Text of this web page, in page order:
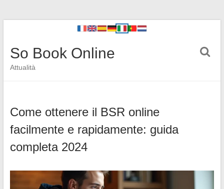
So Book Online
Attualità
Come ottenere il BSR online
facilmente e rapidamente: guida
completa 2024